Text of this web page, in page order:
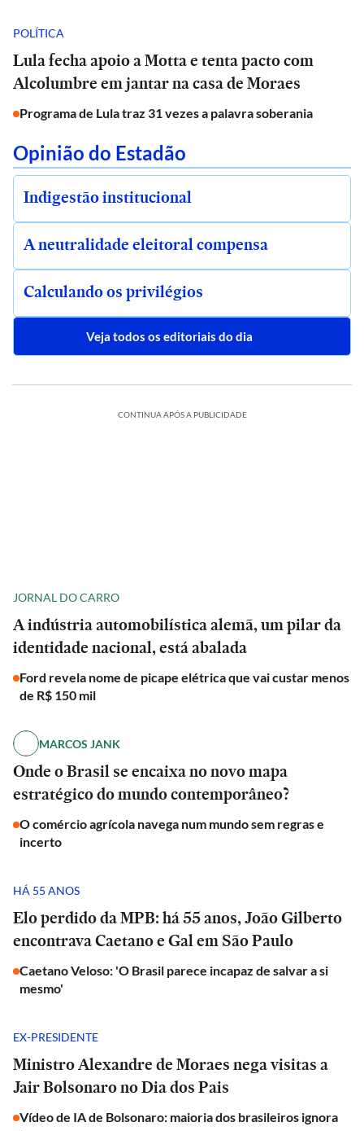
POLÍTICA
Lula fecha apoio a Motta e tenta pacto com
Alcolumbre em jantar na casa de Moraes
Programa de Lula traz 31 vezes a palavra soberania
Opinião do Estadão
Indigestão institucional
A neutralidade eleitoral compensa
Calculando os privilégios
Veja todos os editoriais do dia
CONTINUA APÓS A PUBLICIDADE
JORNAL DO CARRO
A indústria automobilística alemã, um pilar da
identidade nacional, está abalada
Ford revela nome de picape elétrica que vai custar menos
de R$ 150 mil
MARCOS JANK
Onde o Brasil se encaixa no novo mapa
estratégico do mundo contemporâneo?
O comércio agrícola navega num mundo sem regras e
incerto
HÁ 55 ANOS
Elo perdido da MPB: há 55 anos, João Gilberto
encontrava Caetano e Gal em São Paulo
Caetano Veloso: 'O Brasil parece incapaz de salvar a si
mesmo'
EX-PRESIDENTE
Ministro Alexandre de Moraes nega visitas a
Jair Bolsonaro no Dia dos Pais
Vídeo de IA de Bolsonaro: maioria dos brasileiros ignora